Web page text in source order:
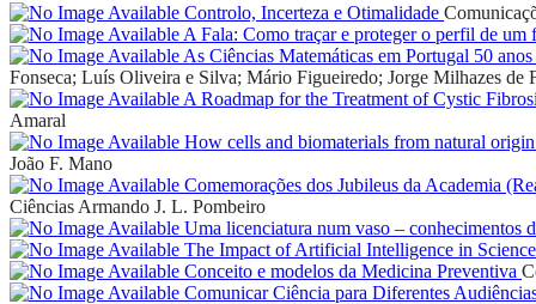
Controlo, Incerteza e Otimalidade
A Fala: Como traçar e proteger o perfil de um
As Ciências Matemáticas em Portugal 50
Fonseca; Luís Oliveira e Silva; Mário Figueiredo; Jorge Milhazes de
A Roadmap for the Treatment of Cystic
Amaral
How cells and biomaterials from natural
João F. Mano
Comemorações dos Jubileus da Academia
Ciências Armando J. L. Pombeiro
Uma licenciatura num vaso – conhecimentos
The Impact of Artificial Intelligence in
Conceito e modelos da Medicina Preventiva
Comunicar Ciência para Diferentes